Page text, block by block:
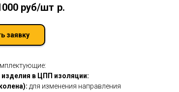
руб/шт р.
заявку
в ЦПП изоляции:
для изменения направления